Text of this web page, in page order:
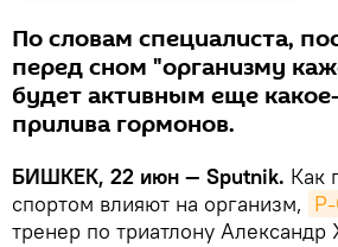
По словам специалиста,
перед сном "организму
будет активным еще
прилива гормонов.
БИШКЕК, 22 июн — Sputnik. Как
спортом влияют на организм,
тренер по триатлону Александр